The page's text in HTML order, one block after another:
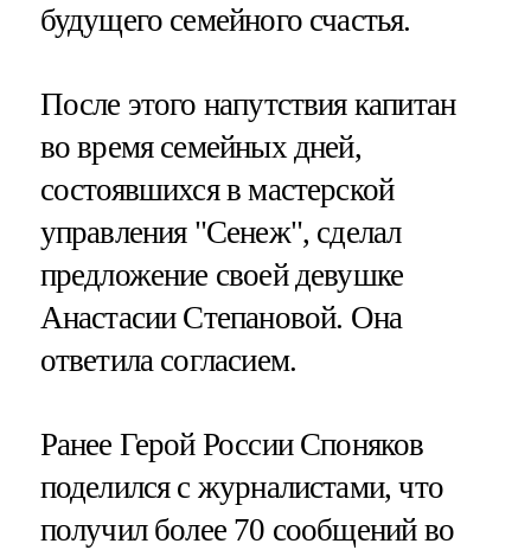
будущего семейного счастья.
После этого напутствия капитан
во время семейных дней,
состоявшихся в мастерской
управления "Сенеж", сделал
предложение своей девушке
Анастасии Степановой. Она
ответила согласием.
Ранее Герой России Споняков
поделился с журналистами, что
получил более 70 сообщений во